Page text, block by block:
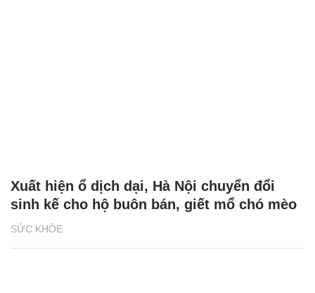
SỨC KHỎE
Xuất hiện ổ dịch dại, Hà Nội chuyển đổi
sinh kế cho hộ buôn bán, giết mổ chó mèo